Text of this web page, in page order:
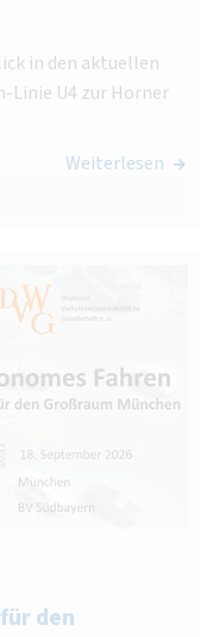
in den aktuellen
Linie U4 zur Horner
Weiterlesen
den